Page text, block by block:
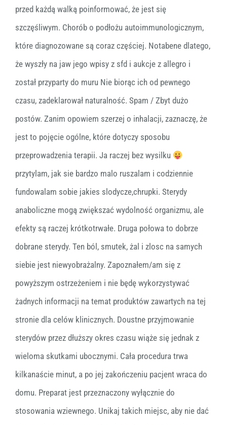
przed każdą walką poinformować, że jest się
szczęśliwym. Chorób o podłożu autoimmunologicznym,
które diagnozowane są coraz częściej. Notabene dlatego,
że wyszły na jaw jego wpisy z sfd i aukcje z allegro i
został przyparty do muru Nie biorąc ich od pewnego
czasu, zadeklarował naturalność. Spam / Zbyt dużo
postów. Zanim opowiem szerzej o inhalacji, zaznaczę, że
jest to pojęcie ogólne, które dotyczy sposobu
przeprowadzenia terapii. Ja raczej bez wysilku
przytylam, jak sie bardzo malo ruszalam i codziennie
fundowalam sobie jakies slodycze,chrupki. Sterydy
anaboliczne mogą zwiększać wydolność organizmu, ale
efekty są raczej krótkotrwałe. Druga połowa to dobrze
dobrane sterydy. Ten ból, smutek, żal i zlosc na samych
siebie jest niewyobrażalny. Zapoznałem/am się z
powyższym ostrzeżeniem i nie będę wykorzystywać
żadnych informacji na temat produktów zawartych na tej
stronie dla celów klinicznych. Doustne przyjmowanie
sterydów przez dłuższy okres czasu wiąże się jednak z
wieloma skutkami ubocznymi. Cała procedura trwa
kilkanaście minut, a po jej zakończeniu pacjent wraca do
domu. Preparat jest przeznaczony wyłącznie do
stosowania wziewnego. Unikaj takich miejsc, aby nie dać